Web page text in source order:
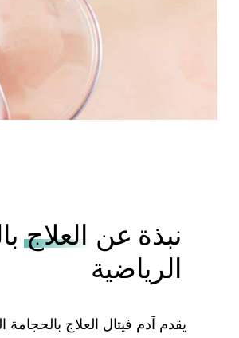
نبذة عن العلاج
الرياضية
يقدم آدم فيتال العلاج بالحجامة